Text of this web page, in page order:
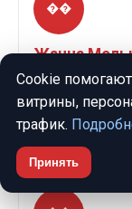
��
Жанна
Елена
страхования и
читателям
Cookie
витрины,
трафик.
Принять